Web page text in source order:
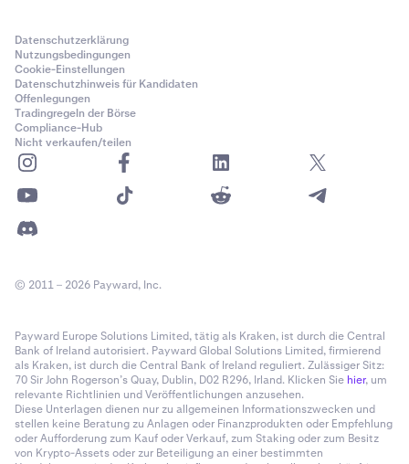
Datenschutzerklärung
Nutzungsbedingungen
Cookie-Einstellungen
Datenschutzhinweis für Kandidaten
Offenlegungen
Tradingregeln der Börse
Compliance-Hub
Nicht verkaufen/teilen
© 2011 – 2026 Payward, Inc.
Payward Europe Solutions Limited, tätig als Kraken, ist durch die Central
Bank of Ireland autorisiert. Payward Global Solutions Limited, firmierend
als Kraken, ist durch die Central Bank of Ireland reguliert. Zulässiger Sitz:
70 Sir John Rogerson’s Quay, Dublin, D02 R296, Irland. Klicken Sie hier, um
relevante Richtlinien und Veröffentlichungen anzusehen.
Diese Unterlagen dienen nur zu allgemeinen Informationszwecken und
stellen keine Beratung zu Anlagen oder Finanzprodukten oder Empfehlung
oder Aufforderung zum Kauf oder Verkauf, zum Staking oder zum Besitz
von Krypto-Assets oder zur Beteiligung an einer bestimmten